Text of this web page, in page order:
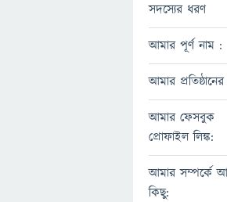
সদস্যের ধরণ
আমার পূর্ণ নাম :
আমার
আমার ফেসবুক
প্রোফাইল লিঙ্ক:
আমার সম্পর্কে
কিছু: